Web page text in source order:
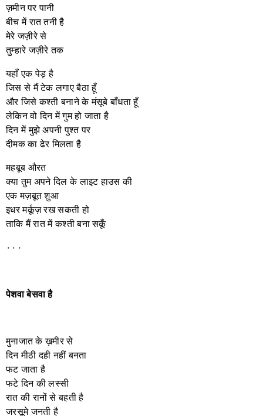
ज़मीन पर पानी
बीच में रात तनी है
मेरे जज़ीरे से
तुम्हारे जज़ीरे तक
यहाँ एक पेड़ है
जिस से मैं टेक लगाए बैठा हूँ
और जिसे कश्ती बनाने के मंसूबे बाँधता हूँ
लेकिन वो दिन में गुम हो जाता है
दिन में मुझे अपनी पुश्त पर
दीमक का ढेर मिलता है
महबूब औरत
क्या तुम अपने दिल के लाइट हाउस की
एक मज़बूत शुआ
इधर मर्कूज़ रख सकती हो
ताकि मैं रात में कश्ती बना सकूँ
٠٠٠
पेशवा बेसवा है
मुनाजात के ख़मीर से
दिन मीठी दही नहीं बनता
फट जाता है
फटे दिन की लस्सी
रात की रानों से बहती है
जरसूमे जनती है